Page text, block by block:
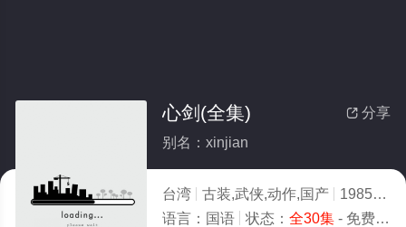
 分享
心剑(全集)
别名：xinjian
台湾 古装,武侠,动作,国产 1985
2.0
语言： 国语 状态： 全30集- 免费在线观看